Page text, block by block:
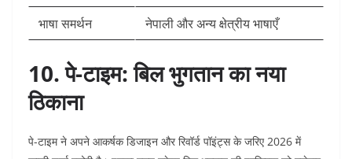
भाषा समर्थन
नेपाली और अन्य क्षेत्रीय भाषाएँ
10. पे-टाइम: बिल भुगतान का नया
ठिकाना
पे-टाइम ने अपने आकर्षक डिजाइन और रिवॉर्ड पॉइंट्स के जरिए 2026 में